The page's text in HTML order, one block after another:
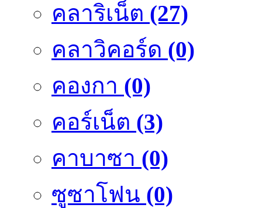
คลาริเน็ต (27)
คลาวิคอร์ด (0)
คองกา (0)
คอร์เน็ต (3)
คาบาซา (0)
ซูซาโฟน (0)